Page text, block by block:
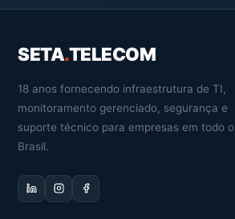
SETA.TELECOM
18 anos fornecendo infraestrutura de TI,
monitoramento gerenciado, segurança e
suporte técnico para empresas em todo o
Brasil.